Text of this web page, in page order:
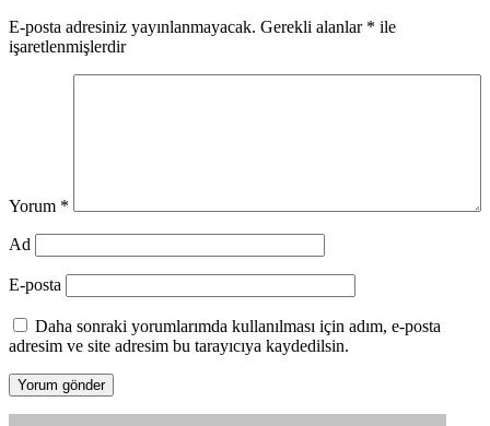
E-posta adresiniz yayınlanmayacak. Gerekli alanlar * ile
işaretlenmişlerdir
Yorum *
Ad
E-posta
Daha sonraki yorumlarımda kullanılması için adım, e-posta
adresim ve site adresim bu tarayıcıya kaydedilsin.